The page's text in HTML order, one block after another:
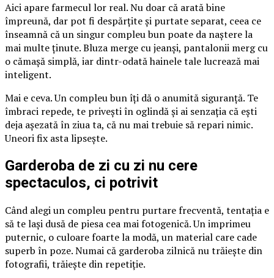
Aici apare farmecul lor real. Nu doar că arată bine
împreună, dar pot fi despărțite și purtate separat, ceea ce
înseamnă că un singur compleu bun poate da naștere la
mai multe ținute. Bluza merge cu jeanși, pantalonii merg cu
o cămașă simplă, iar dintr-odată hainele tale lucrează mai
inteligent.
Mai e ceva. Un compleu bun îți dă o anumită siguranță. Te
îmbraci repede, te privești în oglindă și ai senzația că ești
deja așezată în ziua ta, că nu mai trebuie să repari nimic.
Uneori fix asta lipsește.
Garderoba de zi cu zi nu cere
spectaculos, ci potrivit
Când alegi un compleu pentru purtare frecventă, tentația e
să te lași dusă de piesa cea mai fotogenică. Un imprimeu
puternic, o culoare foarte la modă, un material care cade
superb în poze. Numai că garderoba zilnică nu trăiește din
fotografii, trăiește din repetiție.